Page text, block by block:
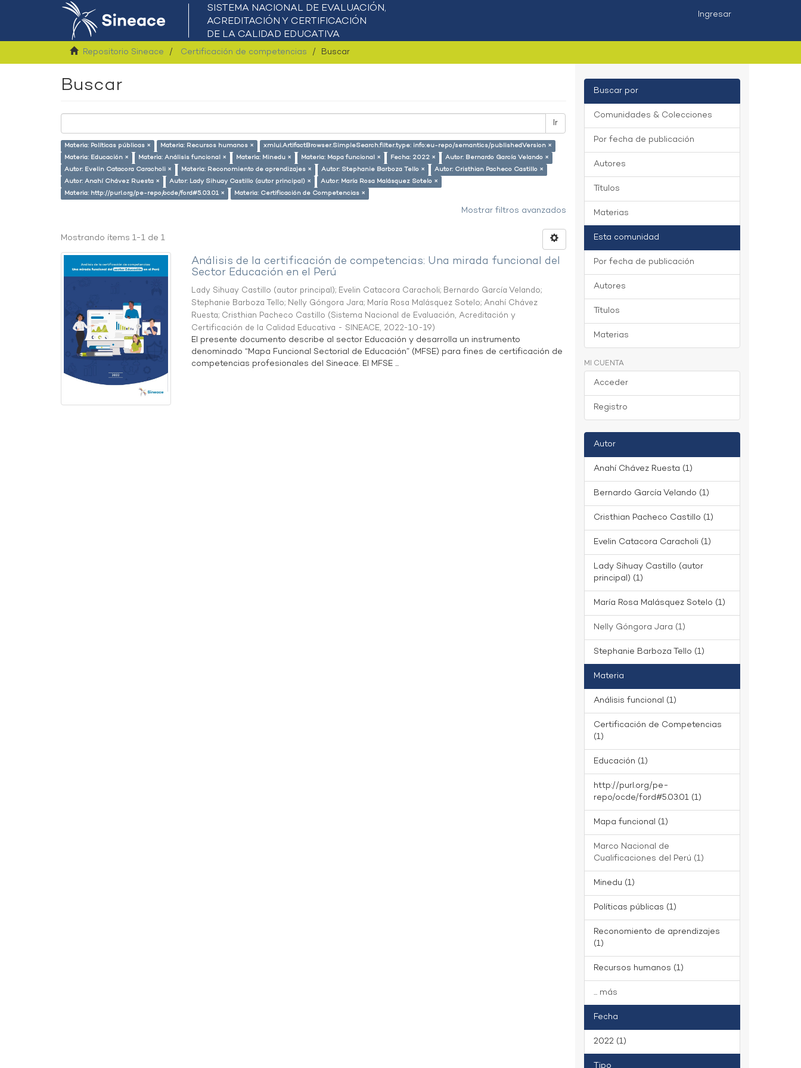
Ingresar
Repositorio Sineace Certificación de competencias Buscar
Buscar
Ir
Materia: Políticas públicas × Materia: Recursos humanos ×
xmlui.ArtifactBrowser.SimpleSearch.filter.type: info:eu-repo/semantics/publishedVersion ×
Materia: Educación ×
Materia: Análisis funcional × Materia: Minedu × Materia: Mapa funcional × Fecha: 2022 ×
Autor: Bernardo García Velando ×
Autor: Evelin Catacora Caracholi ×
Materia: Reconomiento de aprendizajes × Autor: Stephanie Barboza Tello ×
Autor: Cristhian Pacheco Castillo ×
Autor: Anahí Chávez Ruesta ×
Autor: Lady Sihuay Castillo (autor principal) ×
Autor: María Rosa Malásquez Sotelo ×
Materia: http://purl.org/pe-repo/ocde/ford#5.03.01 ×
Materia: Certificación de Competencias ×
Mostrar filtros avanzados
Mostrando ítems 1-1 de 1
Análisis de la certificación de competencias: Una mirada funcional del
Sector Educación en el Perú
Lady Sihuay Castillo (autor principal); Evelin Catacora Caracholi; Bernardo García Velando;
Stephanie Barboza Tello; Nelly Góngora Jara; María Rosa Malásquez Sotelo;Anahí Chávez
Ruesta; Cristhian Pacheco Castillo (Sistema Nacional de Evaluación, Acreditación y
Certificación de la Calidad Educativa - SINEACE, 2022-10-19)
El presente documento describe al sector Educación y desarrolla un instrumento
denominado “Mapa Funcional Sectorial de Educación” (MFSE) para fines de certificación de
competencias profesionales del Sineace. El MFSE ...
Buscar por
Comunidades & Colecciones
Por fecha de publicación
Autores
Títulos
Materias
Esta comunidad
Por fecha de publicación
Autores
Títulos
Materias
MI CUENTA
Acceder
Registro
Autor
Anahí Chávez Ruesta (1)
Bernardo García Velando (1)
Cristhian Pacheco Castillo (1)
Evelin Catacora Caracholi (1)
Lady Sihuay Castillo (autor
principal) (1)
María Rosa Malásquez Sotelo (1)
Nelly Góngora Jara (1)
Stephanie Barboza Tello (1)
Materia
Análisis funcional (1)
Certificación de Competencias
(1)
Educación (1)
http://purl.org/pe-
repo/ocde/ford#5.03.01 (1)
Mapa funcional (1)
Marco Nacional de
Cualificaciones del Perú (1)
Minedu (1)
Políticas públicas (1)
Reconomiento de aprendizajes
(1)
Recursos humanos (1)
... más
Fecha
2022 (1)